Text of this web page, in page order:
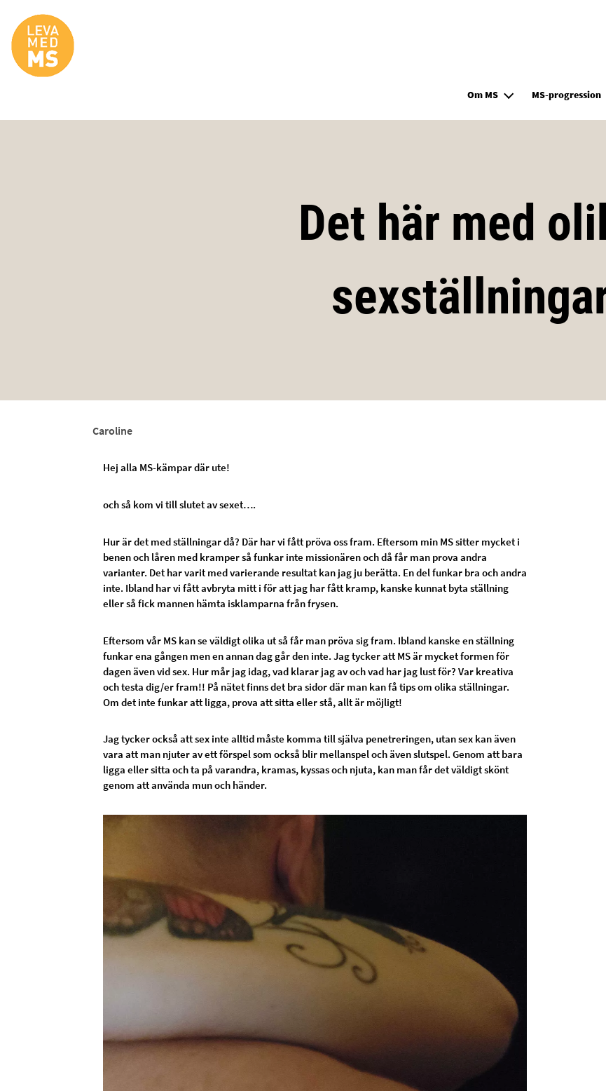
Site Logo
Om MS MS-progression
Det här med
Caroline
Hej alla MS-kämpar där ute!
och så kom vi till slutet av sexet….
Hur är det med ställningar då? Där har vi fått pröva oss fram. Eftersom min MS sitter mycket i
benen och låren med kramper så funkar inte missionären och då får man prova andra
varianter. Det har varit med varierande resultat kan jag ju berätta. En del funkar bra och andra
inte. Ibland har vi fått avbryta mitt i för att jag har fått kramp, kanske kunnat byta ställning
eller så fick mannen hämta isklamparna från frysen.
Eftersom vår MS kan se väldigt olika ut så får man pröva sig fram. Ibland kanske en ställning
funkar ena gången men en annan dag går den inte. Jag tycker att MS är mycket formen för
dagen även vid sex. Hur mår jag idag, vad klarar jag av och vad har jag lust för? Var kreativa
och testa dig/er fram!! På nätet finns det bra sidor där man kan få tips om olika ställningar.
Om det inte funkar att ligga, prova att sitta eller stå, allt är möjligt!
Jag tycker också att sex inte alltid måste komma till själva penetreringen, utan sex kan även
vara att man njuter av ett förspel som också blir mellanspel och även slutspel. Genom att bara
ligga eller sitta och ta på varandra, kramas, kyssas och njuta, kan man får det väldigt skönt
genom att använda mun och händer.